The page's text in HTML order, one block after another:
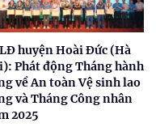
huyện Hoài Đức (Hà
Phát động Tháng hành
về An toàn Vệ sinh lao
và Tháng Công nhân
2025